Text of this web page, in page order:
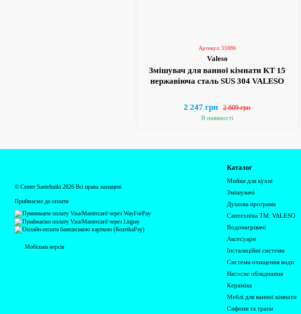
Артикул: 55086
Valeso
Змішувач для ванної кімнати KT 15
нержавіюча сталь SUS 304 VALESO
2 809 грн
2 247 грн
В наявності
© Centеr Santehniki 2026 Всі права захищені
Приймаємо до оплати
Мобільна версія
Каталог
Мийки для кухні
Змішувачі
Душова програма
Сантехніка ТМ. VALESO
Водонагрівачі
Аксесуари
Інсталяційні системи
Системи очищення води
Насосне обладнання
Кераміка
Меблі для ванної кімнати
Сифони та трапи